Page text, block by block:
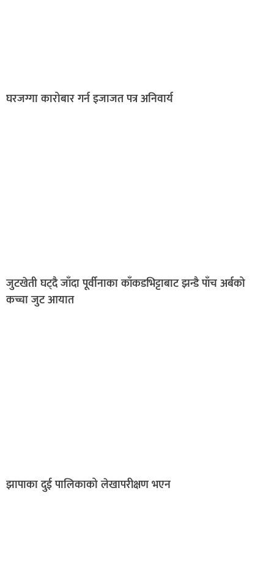
घरजग्गा कारोबार गर्न इजाजत पत्र अनिवार्य
जुटखेती घट्दै जाँदा पूर्वीनाका काँकडभिट्टाबाट झन्डै पाँच अर्बको
कच्चा जुट आयात
झापाका दुई पालिकाको लेखापरीक्षण भएन